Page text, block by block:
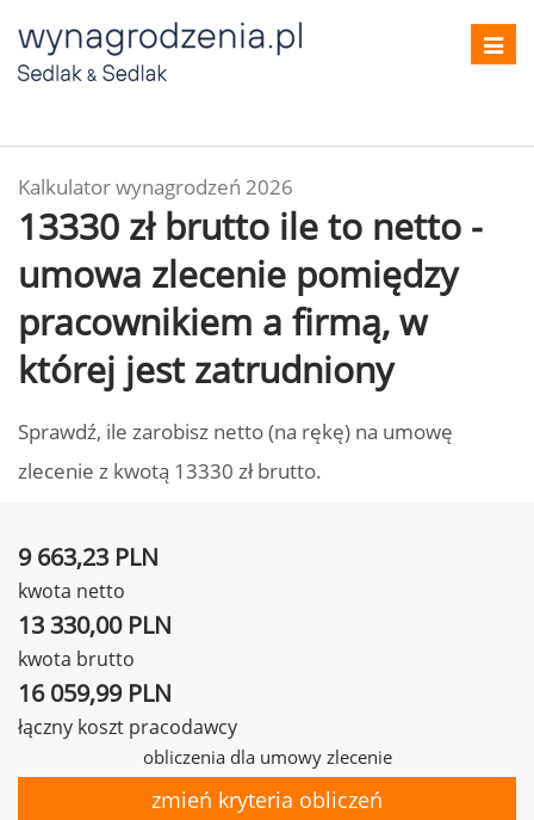
Kalkulator wynagrodzeń 2026
13330 zł brutto ile to netto -
umowa zlecenie pomiędzy
pracownikiem a firmą, w
której jest zatrudniony
Sprawdź, ile zarobisz netto (na rękę) na umowę
zlecenie z kwotą 13330 zł brutto.
9 663,23 PLN
kwota netto
13 330,00 PLN
kwota brutto
16 059,99 PLN
łączny koszt pracodawcy
obliczenia dla umowy zlecenie
zmień kryteria obliczeń